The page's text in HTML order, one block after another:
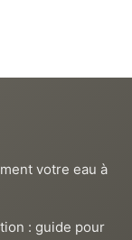
votre eau à
: guide pour